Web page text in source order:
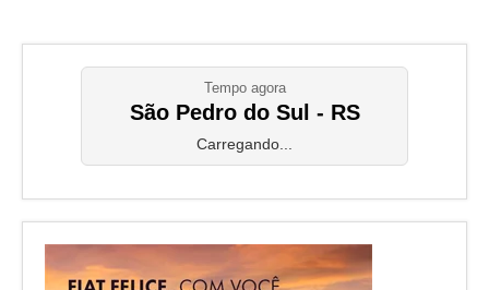
Tempo agora
São Pedro do Sul - RS
Carregando...